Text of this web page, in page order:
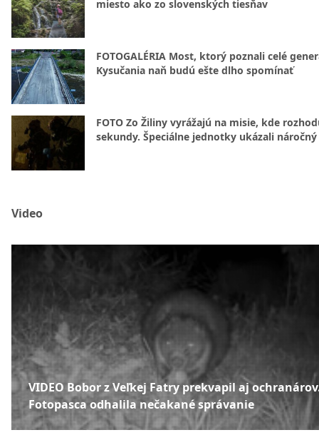
miesto ako zo slovenských tiesňav
FOTOGALÉRIA Most, ktorý poznali celé
Kysučania naň budú ešte dlho spomínať
FOTO Zo Žiliny vyrážajú na misie, kde
sekundy. Špeciálne jednotky ukázali
Video
VIDEO Bobor z Veľkej Fatry prekvapil aj
Fotopasca odhalila nečakané správanie